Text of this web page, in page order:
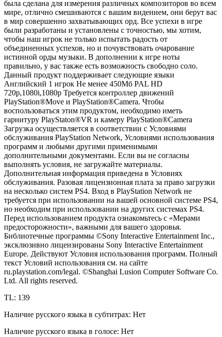
была сделана для измерения различных композиторов во всем
мире, отлично смешиваются с вашим видением, они берут вас
в мир совершенно захватывающих орд. Все успехи в игре
были разработаны и установлены с точностью, мы хотим,
чтобы наш игрок не только испытать радость от
объединенных успехов, но и почувствовать очарование
истинной орды музыки. В дополнении к игре ноты
правильно, у вас также есть возможность свободно соло.
Данный продукт поддерживает следующие языки
Английский 1 игрок Не менее 450Мб PAL HD
720p,1080i,1080p Требуется контроллер движений
PlayStation®Move и PlayStation®Camera. Чтобы
воспользоваться этим продуктом, необходимо иметь
гарнитуру PlayStaton®VR и камеру PlayStation®Camera
Загрузка осуществляется в соответствии с Условиями
обслуживания PlayStation Network, Условиями использования
программ и любыми другими применимыми
дополнительными документами. Если вы не согласны
выполнять условия, не загружайте материалы.
Дополнительная информация приведена в Условиях
обслуживания. Разовая лицензионная плата за право загрузки
на несколько систем PS4. Вход в PlayStation Network не
требуется при использовании на вашей основной системе PS4,
но необходим при использовании на других системах PS4.
Перед использованием продукта ознакомьтесь с «Мерами
предосторожности», важными для вашего здоровья.
Библиотечные программы ©Sony Interactive Entertainment Inc.,
эксклюзивно лицензированы Sony Interactive Entertainment
Europe. Действуют Условия использования программ. Полный
текст Условий использования см. на сайте
ru.playstation.com/legal. ©Shanghai Lusion Computer Software Co.
Ltd. All rights reserved.
TL: 139
Наличие русского языка в субтитрах: Нет
Наличие русского языка в голосе: Нет